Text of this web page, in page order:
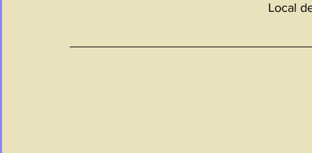
Local